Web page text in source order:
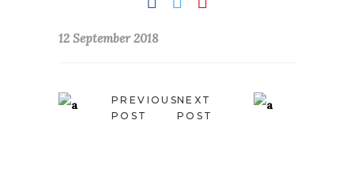
12 September 2018
PREVIOUS
POST
NEXT
POST